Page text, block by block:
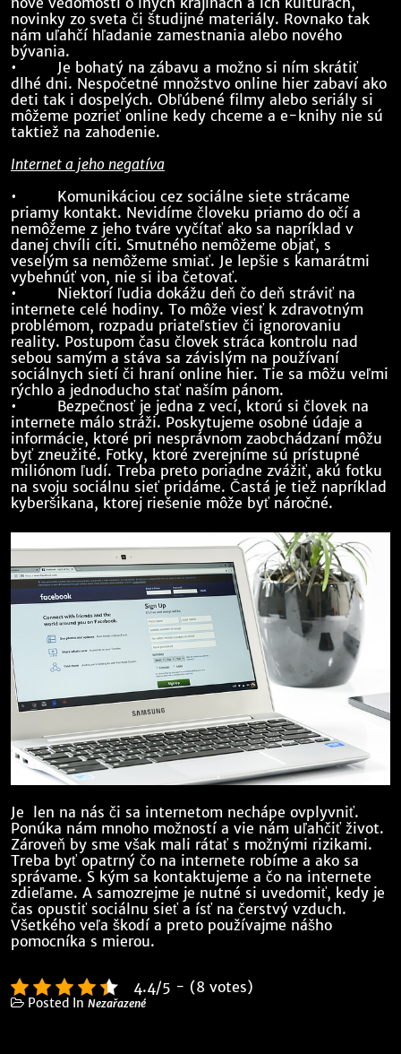
novinky zo sveta či študijné materiály. Rovnako tak
nám uľahčí hľadanie zamestnania alebo nového
bývania.
• Je bohatý na zábavu a možno si ním skrátiť
dlhé dni. Nespočetné množstvo online hier zabaví ako
deti tak i dospelých. Obľúbené filmy alebo seriály si
môžeme pozrieť online kedy chceme a e-knihy nie sú
taktiež na zahodenie.
Internet a jeho negatíva
• Komunikáciou cez sociálne siete strácame
priamy kontakt. Nevidíme človeku priamo do očí a
nemôžeme z jeho tváre vyčítať ako sa napríklad v
danej chvíli cíti. Smutného nemôžeme objať, s
veselým sa nemôžeme smiať. Je lepšie s kamarátmi
vybehnúť von, nie si iba četovať.
• Niektorí ľudia dokážu deň čo deň stráviť na
internete celé hodiny. To môže viesť k zdravotným
problémom, rozpadu priateľstiev či ignorovaniu
reality. Postupom času človek stráca kontrolu nad
sebou samým a stáva sa závislým na používaní
sociálnych sietí či hraní online hier. Tie sa môžu veľmi
rýchlo a jednoducho stať naším pánom.
• Bezpečnosť je jedna z vecí, ktorú si človek na
internete málo stráži. Poskytujeme osobné údaje a
informácie, ktoré pri nesprávnom zaobchádzaní môžu
byť zneužité. Fotky, ktoré zverejníme sú prístupné
miliónom ľudí. Treba preto poriadne zvážiť, akú fotku
na svoju sociálnu sieť pridáme. Častá je tiež napríklad
kyberšikana, ktorej riešenie môže byť náročné.
Je len na nás či sa internetom nechápe ovplyvniť.
Ponúka nám mnoho možností a vie nám uľahčiť život.
Zároveň by sme však mali rátať s možnými rizikami.
Treba byť opatrný čo na internete robíme a ako sa
správame. S kým sa kontaktujeme a čo na internete
zdieľame. A samozrejme je nutné si uvedomiť, kedy je
čas opustiť sociálnu sieť a ísť na čerstvý vzduch.
Všetkého veľa škodí a preto používajme nášho
pomocníka s mierou.
4.4/5 - (8 votes)
Posted In Nezařazené